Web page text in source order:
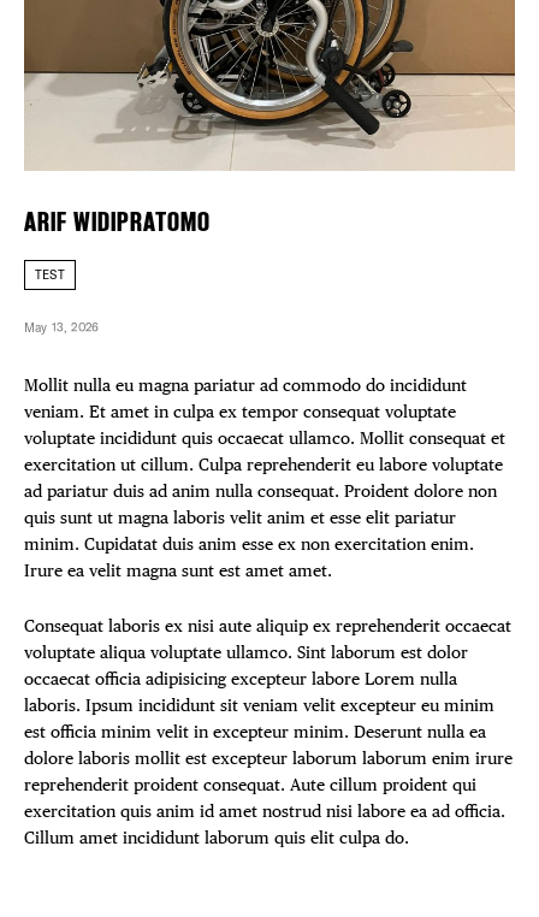
FREE
THE
FACEBOOK
INSTAGRAM
ARIF WIDIPRATOMO
TEST
May 13, 2026
Mollit nulla eu magna pariatur ad commodo do incididunt
veniam. Et amet in culpa ex tempor consequat voluptate
voluptate incididunt quis occaecat ullamco. Mollit consequat et
exercitation ut cillum. Culpa reprehenderit eu labore voluptate
ad pariatur duis ad anim nulla consequat. Proident dolore non
quis sunt ut magna laboris velit anim et esse elit pariatur
minim. Cupidatat duis anim esse ex non exercitation enim.
Irure ea velit magna sunt est amet amet.
Consequat laboris ex nisi aute aliquip ex reprehenderit occaecat
voluptate aliqua voluptate ullamco. Sint laborum est dolor
occaecat officia adipisicing excepteur labore Lorem nulla
laboris. Ipsum incididunt sit veniam velit excepteur eu minim
est officia minim velit in excepteur minim. Deserunt nulla ea
dolore laboris mollit est excepteur laborum laborum enim irure
reprehenderit proident consequat. Aute cillum proident qui
exercitation quis anim id amet nostrud nisi labore ea ad officia.
Cillum amet incididunt laborum quis elit culpa do.